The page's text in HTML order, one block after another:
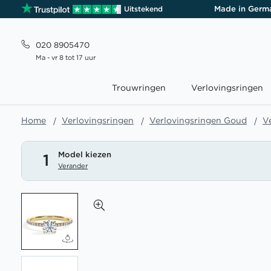
Uitstekend Made in
020 8905470
Ma - vr 8 tot 17 uur
Trouwringen Verlovingsringen
Home Verlovingsringen Verlovingsringen Goud
1 Model kiezen
Verander
het
einde
van